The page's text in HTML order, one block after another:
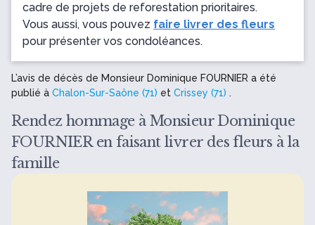
cadre de projets de reforestation prioritaires.
Vous aussi, vous pouvez faire livrer des fleurs
pour présenter vos condoléances.
L’avis de décès de Monsieur Dominique FOURNIER a été
publié à Chalon-Sur-Saône (71) et Crissey (71) .
Rendez hommage à Monsieur Dominique
FOURNIER en faisant livrer des fleurs à la
famille